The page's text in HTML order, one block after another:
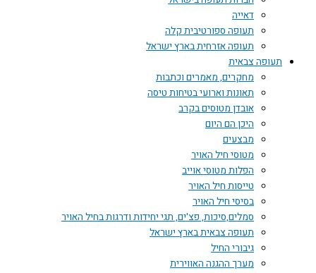
דאייה
תעופה ספורטיבית קלה
תעופה אזרחית בארץ ישראל
תעופה צבאית
מחקרים, מאמרים וכתבות
תאונות וארועי בטיחות טיסה
אובדן מטוסים בקרב
היכן הם היום
מבצעים
מטוסי חיל האויר
הפלות מטוסי אוייב
טייסות חיל האויר
בסיסי חיל האויר
סמלים,סיכות, פצ'ים, תגי יחידות ודרגות בחיל האויר
תעופה צבאית בארץ ישראל
גיבורי החיל
מערך ההגנה האווירית